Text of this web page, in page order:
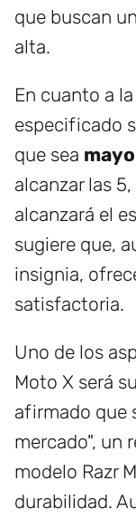
que buscan
alta.
En cuanto a
especificado
que sea
alcanzar las
alcanzará el
sugiere que,
insignia,
satisfactoria.
Uno de los
Moto X será su
afirmado que
mercado", un
modelo Razr
durabilidad.